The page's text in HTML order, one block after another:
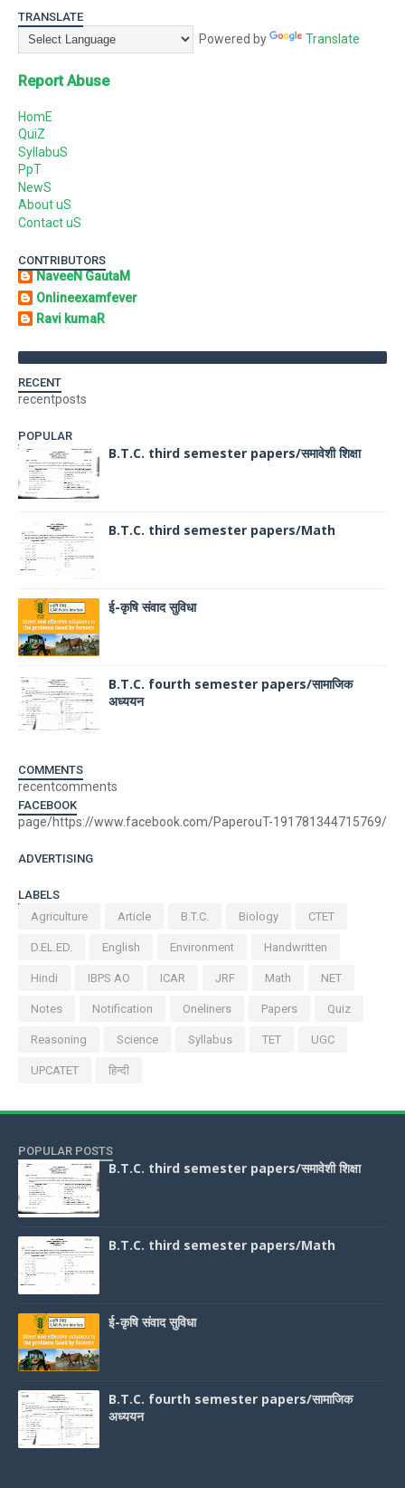
TRANSLATE
Powered by Translate
Report Abuse
HomE
QuiZ
SyllabuS
PpT
NewS
About uS
Contact uS
CONTRIBUTORS
NaveeN GautaM
Onlineexamfever
Ravi kumaR
RECENT
recentposts
POPULAR
B.T.C. third semester papers/समावेशी शिक्षा
B.T.C. third semester papers/Math
ई-कृषि संवाद सुविधा
B.T.C. fourth semester papers/सामाजिक
अध्ययन
COMMENTS
recentcomments
FACEBOOK
page/https://www.facebook.com/PaperouT-191781344715769/
ADVERTISING
LABELS
Agriculture
Article B.T.C. Biology CTET
D.EL.ED. English Environment Handwritten
Hindi IBPS AO ICAR JRF Math NET
Notes Notification Oneliners Papers Quiz
Reasoning Science Syllabus TET UGC
UPCATET हिन्दी
POPULAR POSTS
B.T.C. third semester papers/समावेशी शिक्षा
B.T.C. third semester papers/Math
ई-कृषि संवाद सुविधा
B.T.C. fourth semester papers/सामाजिक
अध्ययन